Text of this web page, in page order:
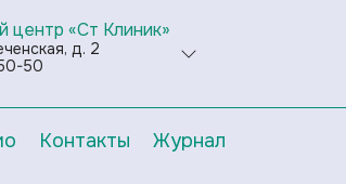
центр «Ст Клиник»
д. 2
50
Контакты Журнал